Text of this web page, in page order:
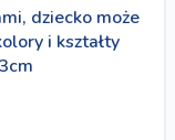
dziecko może
i kształty